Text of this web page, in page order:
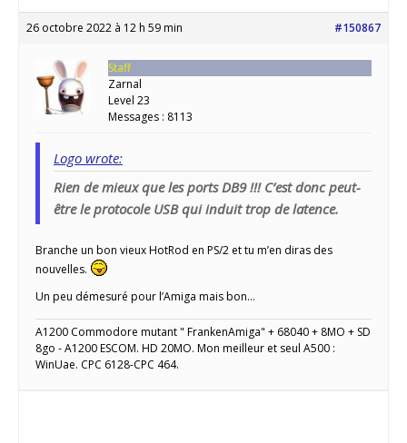
26 octobre 2022 à 12 h 59 min #150867
Staff
Zarnal
Level 23
Messages : 8113
Logo wrote:
Rien de mieux que les ports DB9 !!! C’est donc peut-
être le protocole USB qui induit trop de latence.
Branche un bon vieux HotRod en PS/2 et tu m’en diras des
nouvelles.
Un peu démesuré pour l’Amiga mais bon…
A1200 Commodore mutant " FrankenAmiga" + 68040 + 8MO + SD
8go - A1200 ESCOM. HD 20MO. Mon meilleur et seul A500 :
WinUae. CPC 6128-CPC 464.